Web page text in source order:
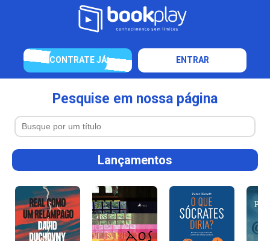
CONTRATE JÁ ENTRAR
Pesquise em nossa página
Lançamentos